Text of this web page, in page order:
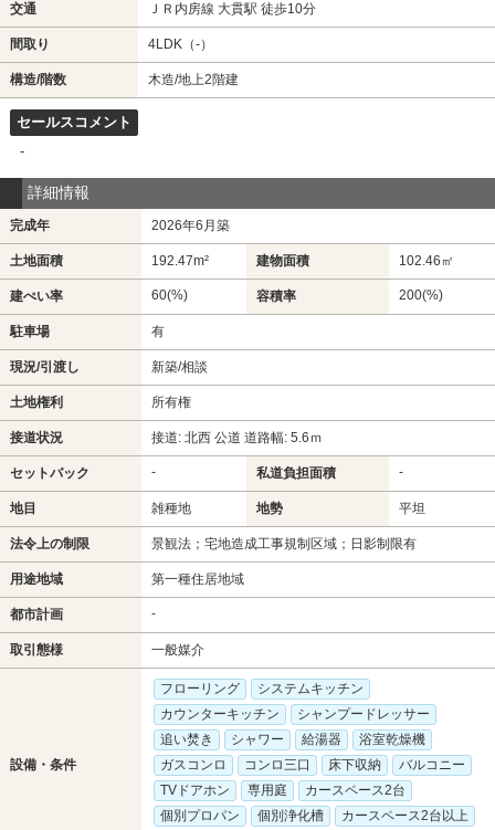
交通 ＪＲ内房線 大貫駅 徒歩10分
間取り 4LDK（-）
構造/階数 木造/地上2階建
セールスコメント
-
詳細情報
完成年 2026年6月築
土地面積 192.47m² 建物面積 102.46㎡
建ぺい率 60(%) 容積率 200(%)
駐車場 有
現況/引渡し 新築/相談
土地権利 所有権
接道状況 接道: 北西 公道 道路幅: 5.6ｍ
セットバック - 私道負担面積 -
地目 雑種地 地勢 平坦
法令上の制限 景観法；宅地造成工事規制区域；日影制限有
用途地域 第一種住居地域
都市計画 -
取引態様 一般媒介
設備・条件
フローリング
システムキッチン
カウンターキッチン
シャンプードレッサー
追い焚き
シャワー 給湯器
浴室乾燥機
ガスコンロ
コンロ三口 床下収納
バルコニー
TVドアホン
専用庭
カースペース2台
個別プロパン
個別浄化槽
カースペース2台以上